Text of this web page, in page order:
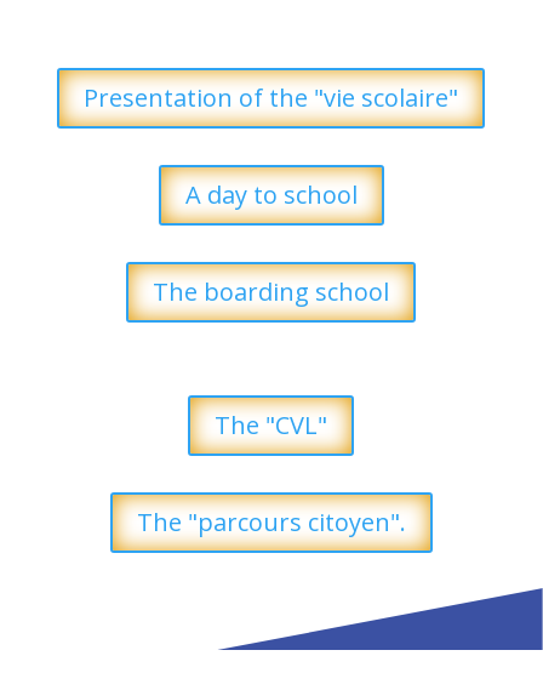
Presentation of the "vie scolaire"
A day to school
The boarding school
The "CVL"
The "parcours citoyen".